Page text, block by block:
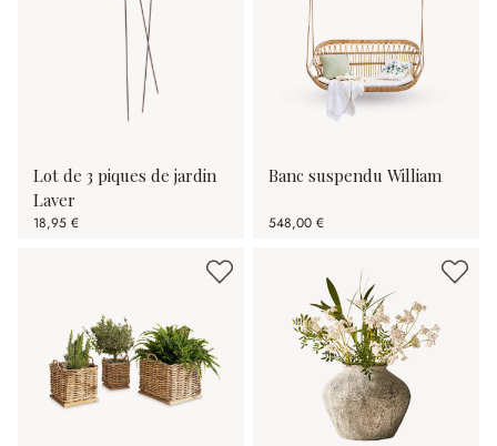
Lot de 3 piques de jardin
Laver
18,95 €
Banc suspendu William
548,00 €